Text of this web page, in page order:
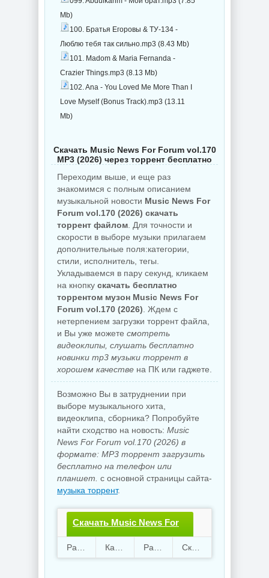
Mb)
100. Братья Егоровы & ТУ-134 -
Люблю тебя так сильно.mp3 (8.43 Mb)
101. Madom & Maria Fernanda -
Crazier Things.mp3 (8.13 Mb)
102. Ana - You Loved Me More Than I
Love Myself (Bonus Track).mp3 (13.11
Mb)
Скачать Music News For Forum vol.170
MP3 (2026) через торрент бесплатно
Переходим выше, и еще раз
знакомимся с полным описанием
музыкальной новости Music News For
Forum vol.170 (2026) скачать
торрент файлом . Для точности и
скорости в выборе музыки прилагаем
дополнительные поля:категории,
стили, исполнитель, тегы.
Укладываемся в пару секунд, кликаем
на кнопку скачать бесплатно
торрентом музон Music News For
Forum vol.170 (2026) . Ждем с
нетерпением загрузки торрент файла,
и Вы уже можете смотреть
видеоклипы, слушать бесплатно
новинки mp3 музыки торрент в
хорошем качестве на ПК или гаджете.
Возможно Вы в затруднении при
выборе музыкального хита,
видеоклипа, сборника? Попробуйте
найти сходство на новость: Music
News For Forum vol.170 (2026) в
формате: MP3 торрент загрузить
бесплатно на телефон или
планшет. с основной страницы сайта-
музыка торрент.
Скачать Music News For
Forum vol.170.torrent
95 90 712.04 Mb